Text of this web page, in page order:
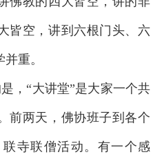
皆空，讲到六根门头、六
重。
，“大讲堂”是大家一个共
前两天，佛协班子到各个
寺联僧活动。有一个感